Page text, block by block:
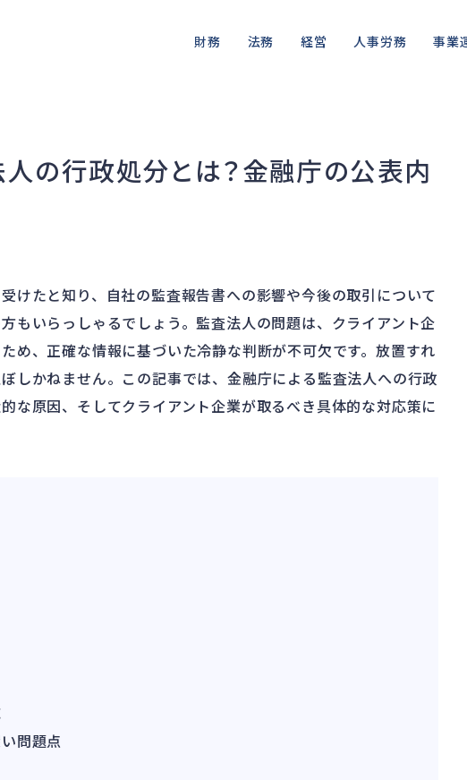
財務
資産売却
法務
訴訟・不正
経営 人事労務
労災・ハラスメント
事業
情報
債権者対応
の行政処分とは？金融庁の公表内
けたと知り、自社の監査報告書への影響や今後の取引について
もいらっしゃるでしょう。監査法人の問題は、クライアント企
め、正確な情報に基づいた冷静な判断が不可欠です。放置すれ
しかねません。この記事では、金融庁による監査法人への行政
な原因、そしてクライアント企業が取るべき具体的な対応策に
問題点